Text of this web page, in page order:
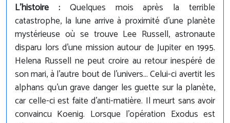
L'histoire : Quelques mois après la terrible
catastrophe, la lune arrive à proximité d'une planète
mystérieuse où se trouve Lee Russell, astronaute
disparu lors d'une mission autour de Jupiter en 1995.
Helena Russell ne peut croire au retour inespéré de
son mari, à l'autre bout de l'univers... Celui-ci avertit les
alphans qu'un grave danger les guette sur la planète,
car celle-ci est faite d'anti-matière. Il meurt sans avoir
convaincu Koenig. Lorsque l'opération Exodus est